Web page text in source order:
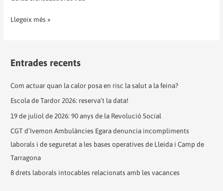
Llegeix més »
Entrades recents
Com actuar quan la calor posa en risc la salut a la feina?
Escola de Tardor 2026: reserva’t la data!
19 de juliol de 2026: 90 anys de la Revolució Social
CGT d’Ivemon Ambulàncies Egara denuncia incompliments
laborals i de seguretat a les bases operatives de Lleida i Camp de
Tarragona
8 drets laborals intocables relacionats amb les vacances